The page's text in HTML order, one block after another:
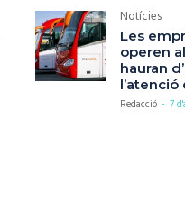
Notícies
Les
operen
hauran
l’atenció
Redacció - 7